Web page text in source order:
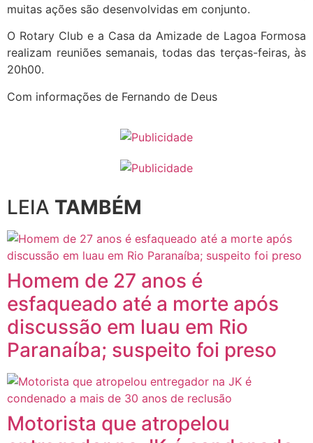
muitas ações são desenvolvidas em conjunto.
O Rotary Club e a Casa da Amizade de Lagoa Formosa
realizam reuniões semanais, todas das terças-feiras, às
20h00.
Com informações de Fernando de Deus
LEIA TAMBÉM
Homem de 27 anos é
esfaqueado até a morte após
discussão em luau em Rio
Paranaíba; suspeito foi preso
Motorista que atropelou